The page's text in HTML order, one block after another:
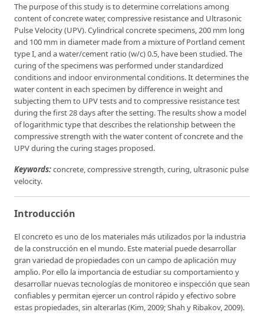
The purpose of this study is to determine correlations among
content of concrete water, compressive resistance and Ultrasonic
Pulse Velocity (UPV). Cylindrical concrete specimens, 200 mm long
and 100 mm in diameter made from a mixture of Portland cement
type I, and a water/cement ratio (w/c) 0.5, have been studied. The
curing of the specimens was performed under standardized
conditions and indoor environmental conditions. It determines the
water content in each specimen by difference in weight and
subjecting them to UPV tests and to compressive resistance test
during the first 28 days after the setting. The results show a model
of logarithmic type that describes the relationship between the
compressive strength with the water content of concrete and the
UPV during the curing stages proposed.
Keywords:concrete, compressive strength, curing, ultrasonic pulse
velocity.
Introducción
El concreto es uno de los materiales más utilizados por la industria
de la construcción en el mundo. Este material puede desarrollar
gran variedad de propiedades con un campo de aplicación muy
amplio. Por ello la importancia de estudiar su comportamiento y
desarrollar nuevas tecnologías de monitoreo e inspección que sean
confiables y permitan ejercer un control rápido y efectivo sobre
estas propiedades, sin alterarlas (Kim, 2009; Shah y Ribakov, 2009).